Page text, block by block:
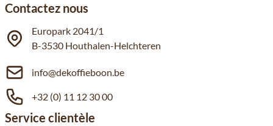
Contactez nous
Europark 2041/1
B-3530 Houthalen-Helchteren
info@dekoffieboon.be
+32 (0) 11 12 30 00
Service clientèle